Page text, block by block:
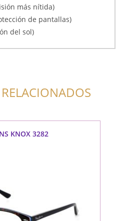
más nítida)
de pantallas)
del sol)
KNOX 3282